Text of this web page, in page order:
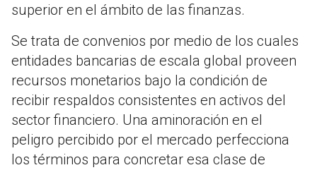
superior en el ámbito de las finanzas.
Se trata de convenios por medio de los cuales
entidades bancarias de escala global proveen
recursos monetarios bajo la condición de
recibir respaldos consistentes en activos del
sector financiero. Una aminoración en el
peligro percibido por el mercado perfecciona
los términos para concretar esa clase de